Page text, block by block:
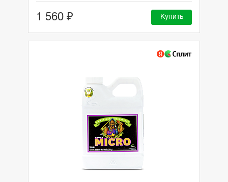
1 560 ₽ Купить